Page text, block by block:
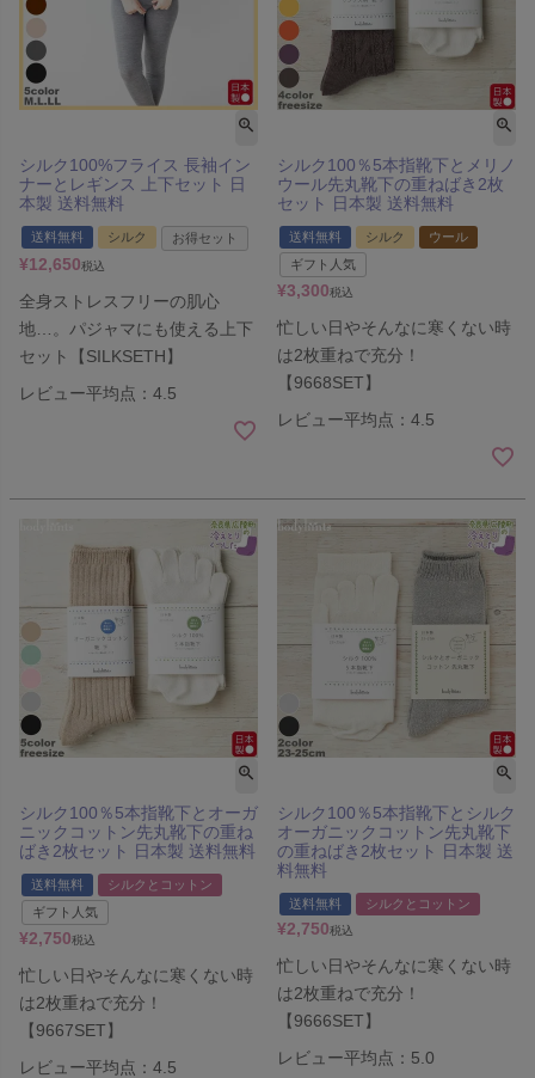
シルク100%フライス 長袖イン
ナーとレギンス 上下セット 日
本製 送料無料
送料無料 シルク お得セット
¥12,650税込
全身ストレスフリーの肌心
地…。パジャマにも使える上下
セット【SILKSETH】
レビュー平均点：4.5
シルク100％5本指靴下とメリノ
ウール先丸靴下の重ねばき2枚
セット 日本製 送料無料
送料無料 シルク
ウール
ギフト人気
¥3,300税込
忙しい日やそんなに寒くない時
は2枚重ねで充分！
【9668SET】
レビュー平均点：4.5
シルク100％5本指靴下とオーガ
ニックコットン先丸靴下の重ね
ばき2枚セット 日本製 送料無料
送料無料
シルクとコットン
ギフト人気
¥2,750税込
忙しい日やそんなに寒くない時
は2枚重ねで充分！
【9667SET】
レビュー平均点：4.5
シルク100％5本指靴下とシルク
オーガニックコットン先丸靴下
の重ねばき2枚セット 日本製 送
料無料
送料無料 シルクとコットン
¥2,750税込
忙しい日やそんなに寒くない時
は2枚重ねで充分！
【9666SET】
レビュー平均点：5.0